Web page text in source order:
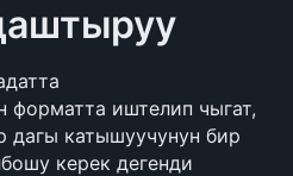
форматта иштелип чыгат,
дагы катышуучунун бир
керек дегенди